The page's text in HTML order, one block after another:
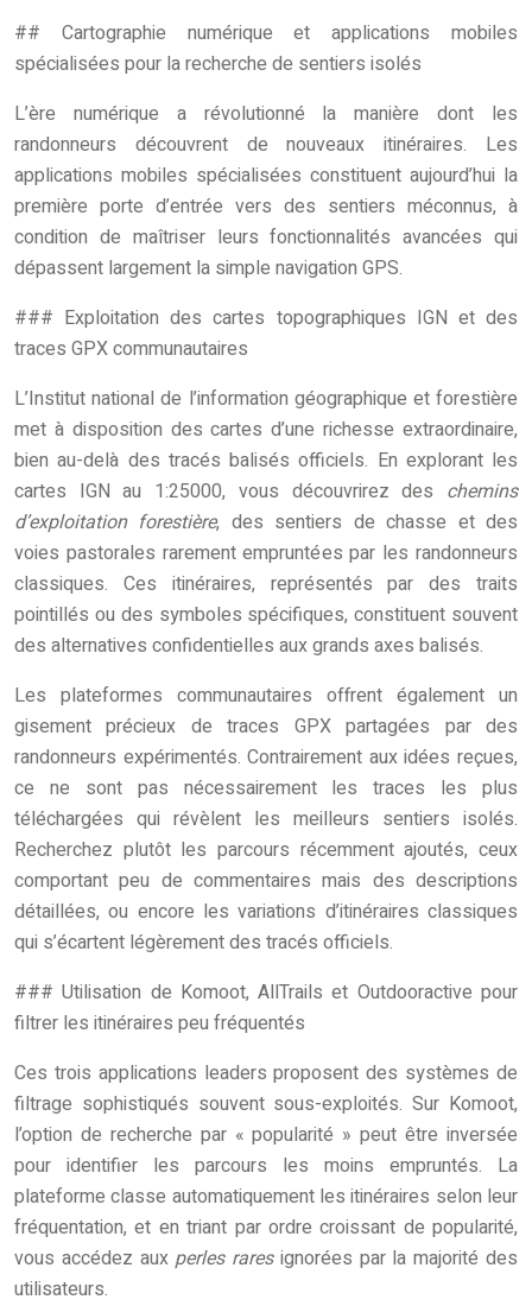
## Cartographie numérique et applications mobiles
spécialisées pour la recherche de sentiers isolés
L’ère numérique a révolutionné la manière dont les
randonneurs découvrent de nouveaux itinéraires. Les
applications mobiles spécialisées constituent aujourd’hui la
première porte d’entrée vers des sentiers méconnus, à
condition de maîtriser leurs fonctionnalités avancées qui
dépassent largement la simple navigation GPS.
### Exploitation des cartes topographiques IGN et des
traces GPX communautaires
L’Institut national de l’information géographique et forestière
met à disposition des cartes d’une richesse extraordinaire,
bien au-delà des tracés balisés officiels. En explorant les
cartes IGN au 1:25000, vous découvrirez des chemins
d’exploitation forestière, des sentiers de chasse et des
voies pastorales rarement empruntées par les randonneurs
classiques. Ces itinéraires, représentés par des traits
pointillés ou des symboles spécifiques, constituent souvent
des alternatives confidentielles aux grands axes balisés.
Les plateformes communautaires offrent également un
gisement précieux de traces GPX partagées par des
randonneurs expérimentés. Contrairement aux idées reçues,
ce ne sont pas nécessairement les traces les plus
téléchargées qui révèlent les meilleurs sentiers isolés.
Recherchez plutôt les parcours récemment ajoutés, ceux
comportant peu de commentaires mais des descriptions
détaillées, ou encore les variations d’itinéraires classiques
qui s’écartent légèrement des tracés officiels.
### Utilisation de Komoot, AllTrails et Outdooractive pour
filtrer les itinéraires peu fréquentés
Ces trois applications leaders proposent des systèmes de
filtrage sophistiqués souvent sous-exploités. Sur Komoot,
l’option de recherche par « popularité » peut être inversée
pour identifier les parcours les moins empruntés. La
plateforme classe automatiquement les itinéraires selon leur
fréquentation, et en triant par ordre croissant de popularité,
vous accédez auxperles raresignorées par la majorité des
utilisateurs.